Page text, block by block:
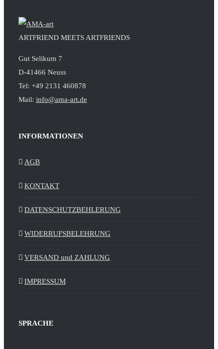
ARTFRIEND MEETS ARTFRIENDS
Gut Selikum 7
D-41466 Neuss
Tel: +49 2131 460878
Mail: info@ama-art.de
INFORMATIONEN
AGB
KONTAKT
DATENSCHUTZBEHLERUNG
WIDERRUFSBELEHRUNG
VERSAND und ZAHLUNG
IMPRESSUM
SPRACHE